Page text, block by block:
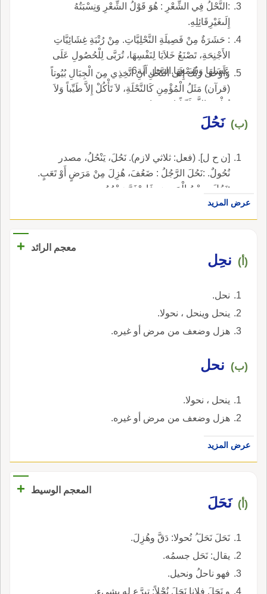
:النَّحْلُ فِي الشِّعْرِ : هُوَ قَوْلُ الشِّعْرِ وَنِسْبَتُهُ
إِلَىغَيْرِقَائِلِهِ.
: حَشَرَةٌ مِنْ فَصِيلَةِ النَّحْلِيَّاتِ. مِنْ رُتْبَةِ غِشَائِيَّاتِ
الأَجْنِحَةِ، تَصْنَعُ خَلاَيَا لِنَفْسِهَا، تُرَبَّى لِلْحُصُولِ عَلَى
عَسَلِهَا وَشَمْعِهَا.النحل آية6.
وَأَوْحَى رَبُّكَ إِلَى النَّحْلِ أَنِ اتَّخِذِي مِنَ الْجِبَالِ بُيُوتاً
(قرآن) مَثَلُ الْمُؤْمِنِ كَالنَّحْلَةِ، لاَ تَأْكُلْ إِلاَّ طَيِّباً وَلاَ
تُطْعِمْ إِلاَّ طَيِّباً (حديث).
(ب) نَحُلَ
[ن ح ل]. (فعل: ثلاثي لازم). نَحُلَ، يَنْحُلُ، مصدر
نُحُولٌ. :نَحُلَ الرَّجُلُ : ضَعُفَ، هُزِلَ مِنْ مَرَضٍ أَوْ تَعَبٍ.
:نَحُلَ جِسْمُ الْمَرِيضِ فَاصْفَرَّ وَجْهُهُ.
عرض المزيد
معجم الرائد +
(أ) نحِل
نحل.
ينحل وينحل ، نحولا.
هزل وضعف من مرض أو غيره.
(ب) نحل
ينحل ، نحولا.
هزل وضعف من مرض أو غيره.
عرض المزيد
المعجم الوسيط +
(أ) نَحَلَ
نَحَلَ نَحَلَ ُ نُحولا: دَقَّ وهُزِلَ.
يقال: نَحَل جسمُه.
فهو ناحلُ ونحيل.
و نَحَلَ فلانا نَحَلَ نُحْلاً: تبرَّع له بشيء.